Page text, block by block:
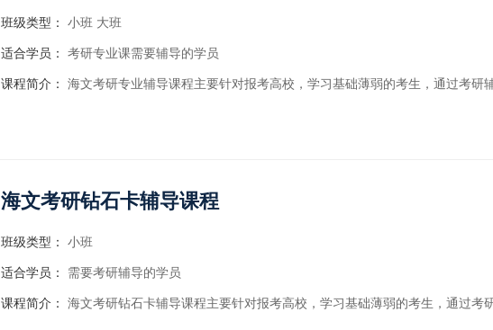
班级类型： 小班 大班
适合学员： 考研专业课需要辅导的学员
课程简介： 海文考研专业辅导课程主要针对报考高校，学习基础薄弱的考生，通过考研辅导系统对考生实现全程无遗漏辅导与的监督。涵盖了考研全程框架参照计划和精细执行计划的制定调整、指定目标院校参考
海文考研钻石卡辅导课程
班级类型： 小班
适合学员： 需要考研辅导的学员
课程简介： 海文考研钻石卡辅导课程主要针对报考高校，学习基础薄弱的考生，通过考研钻石卡辅导系统对考生实现全程无遗漏辅导与的监督。钻石卡涵盖了考研全程框架参照计划和精细执行计划的制定调整、指